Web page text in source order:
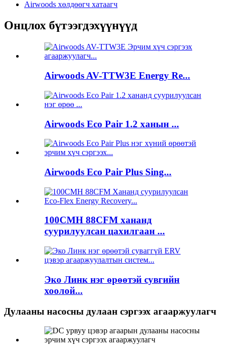
Airwoods хөлдөөгч хатаагч
Онцлох бүтээгдэхүүнүүд
Airwoods AV-TTW3E Energy Re...
Airwoods Eco Pair 1.2 ханын ...
Airwoods Eco Pair Plus Sing...
100CMH 88CFM хананд
суурилуулсан цахилгаан ...
Эко Линк нэг өрөөтэй сувгийн
хоолой...
Дулааны насосны дулаан сэргээх агааржуулагч